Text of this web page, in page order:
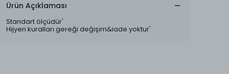
Ürün Açıklaması
Standart ölçüdür'
Hijyen kuralları gereği değişim&iade yoktur'